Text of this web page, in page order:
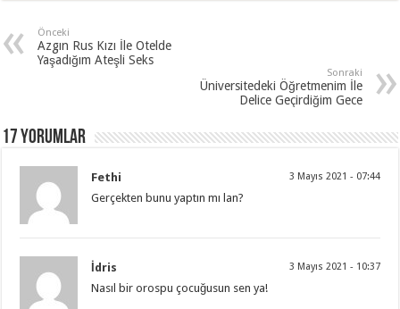
Önceki
Azgın Rus Kızı İle Otelde
Yaşadığım Ateşli Seks
Sonraki
Üniversitedeki Öğretmenim İle
Delice Geçirdiğim Gece
17 Yorumlar
Fethi 3 Mayıs 2021 - 07:44
Gerçekten bunu yaptın mı lan?
İdris 3 Mayıs 2021 - 10:37
Nasıl bir orospu çocuğusun sen ya!